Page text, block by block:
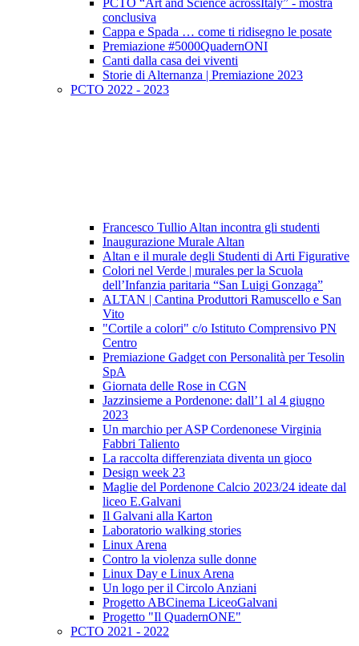
PCTO “Art and Science acrossItaly” - mostra
conclusiva
Cappa e Spada … come ti ridisegno le posate
Premiazione #5000QuadernONI
Canti dalla casa dei viventi
Storie di Alternanza | Premiazione 2023
PCTO 2022 - 2023
Francesco Tullio Altan incontra gli studenti
Inaugurazione Murale Altan
Altan e il murale degli Studenti di Arti Figurative
Colori nel Verde | murales per la Scuola
dell’Infanzia paritaria “San Luigi Gonzaga”
ALTAN | Cantina Produttori Ramuscello e San
Vito
"Cortile a colori" c/o Istituto Comprensivo PN
Centro
Premiazione Gadget con Personalità per Tesolin
SpA
Giornata delle Rose in CGN
Jazzinsieme a Pordenone: dall’1 al 4 giugno
2023
Un marchio per ASP Cordenonese Virginia
Fabbri Taliento
La raccolta differenziata diventa un gioco
Design week 23
Maglie del Pordenone Calcio 2023/24 ideate dal
liceo E.Galvani
Il Galvani alla Karton
Laboratorio walking stories
Linux Arena
Contro la violenza sulle donne
Linux Day e Linux Arena
Un logo per il Circolo Anziani
Progetto ABCinema LiceoGalvani
Progetto "Il QuadernONE"
PCTO 2021 - 2022